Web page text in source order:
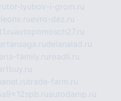
tor-lyubov-i-grom.ru
evro-dez.ru
avtopomosch27.ru
delanalad.ru
aria-family.ru roadli.ru
trade-farm.ru
autodamp.ru